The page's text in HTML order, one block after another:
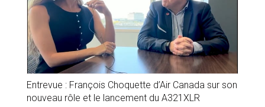
Entrevue : François Choquette d’Air Canada sur son
nouveau rôle et le lancement du A321XLR